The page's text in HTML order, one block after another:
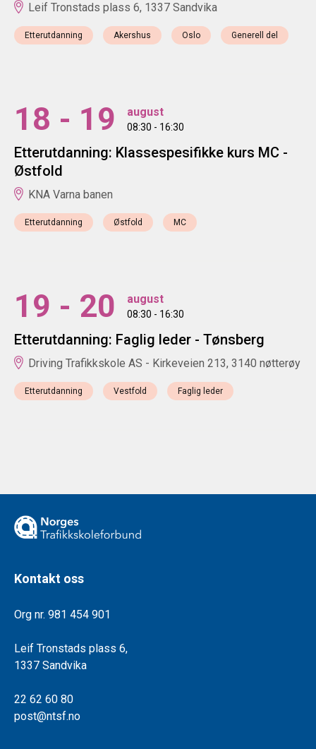
Leif Tronstads plass 6, 1337 Sandvika
Etterutdanning Akershus Oslo Generell del
18 - 19 august
08:30 - 16:30
Etterutdanning: Klassespesifikke kurs MC -
Østfold
KNA Varna banen
Etterutdanning Østfold MC
19 - 20 august
08:30 - 16:30
Etterutdanning: Faglig leder - Tønsberg
Driving Trafikkskole AS - Kirkeveien 213, 3140 nøtterøy
Etterutdanning Vestfold Faglig leder
Kontakt oss
Org nr. 981 454 901
Leif Tronstads plass 6,
1337 Sandvika
22 62 60 80
post@ntsf.no